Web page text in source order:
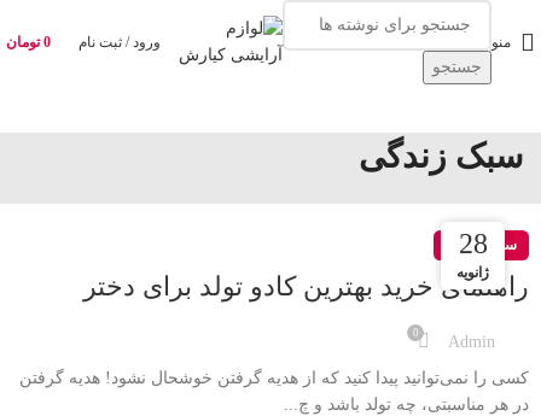
منو
جستجو
ورود / ثبت نام 0 تومان
سبک زندگی
28
ژانویه
سبک زندگی
راهنمای خرید بهترین کادو تولد برای دختر
Admin
0
کسی را نمی‌توانید پیدا کنید که از هدیه گرفتن خوشحال نشود! هدیه گرفتن
در هر مناسبتی، چه تولد باشد و چ...
28
ژانویه